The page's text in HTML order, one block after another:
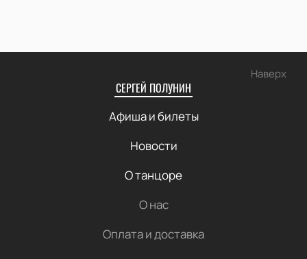
Наверх
СЕРГЕЙ ПОЛУНИН
Афиша и билеты
Новости
О танцоре
О нас
Оплата и доставка